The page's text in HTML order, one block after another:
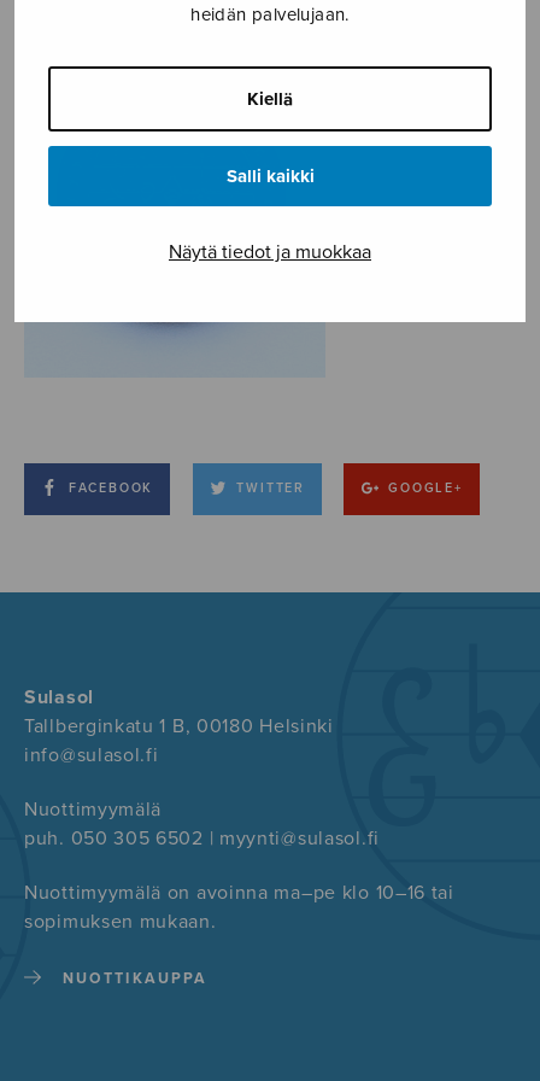
heidän palvelujaan.
Kiellä
Salli kaikki
Näytä tiedot ja muokkaa
FACEBOOK TWITTER GOOGLE+
Sulasol
Tallberginkatu 1 B, 00180 Helsinki
info@sulasol.fi
Nuottimyymälä
puh. 050 305 6502 | myynti@sulasol.fi
Nuottimyymälä on avoinna ma–pe klo 10–16 tai
sopimuksen mukaan.
NUOTTIKAUPPA